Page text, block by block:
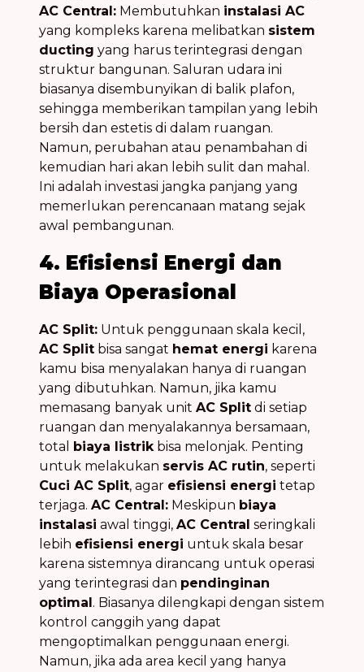
AC Central: Membutuhkan instalasi AC
yang kompleks karena melibatkan sistem
ducting yang harus terintegrasi dengan
struktur bangunan. Saluran udara ini
biasanya disembunyikan di balik plafon,
sehingga memberikan tampilan yang lebih
bersih dan estetis di dalam ruangan.
Namun, perubahan atau penambahan di
kemudian hari akan lebih sulit dan mahal.
Ini adalah investasi jangka panjang yang
memerlukan perencanaan matang sejak
awal pembangunan.
4. Efisiensi Energi dan
Biaya Operasional
AC Split: Untuk penggunaan skala kecil,
AC Split bisa sangat hemat energi karena
kamu bisa menyalakan hanya di ruangan
yang dibutuhkan. Namun, jika kamu
memasang banyak unit AC Split di setiap
ruangan dan menyalakannya bersamaan,
total biaya listrikbisa melonjak. Penting
untuk melakukan servis AC rutin, seperti
Cuci AC Split, agar efisiensi energi tetap
terjaga. AC Central: Meskipun biaya
instalasi awal tinggi, AC Central seringkali
lebih efisiensi energi untuk skala besar
karena sistemnya dirancang untuk operasi
yang terintegrasi dan pendinginan
optimal. Biasanya dilengkapi dengan sistem
kontrol canggih yang dapat
mengoptimalkan penggunaan energi.
Namun, jika ada area kecil yang hanya